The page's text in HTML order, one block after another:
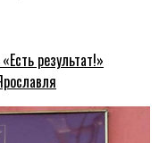
результат!»